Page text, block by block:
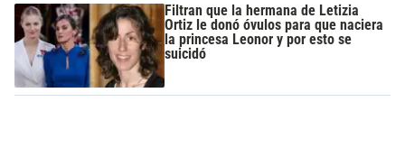
Filtran que la hermana de Letizia
Ortiz le donó óvulos para que naciera
la princesa Leonor y por esto se
suicidó